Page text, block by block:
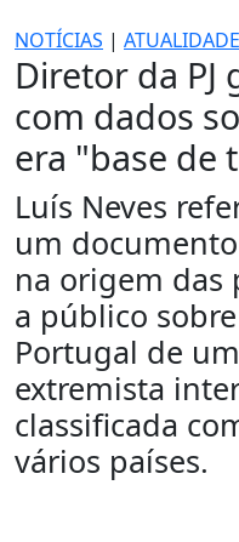
NOTÍCIAS | ATUALIDADE
Diretor da PJ
com dados
era "base de
Luís Neves
um
na origem das
a público
Portugal de
extremista
classificada
vários países.